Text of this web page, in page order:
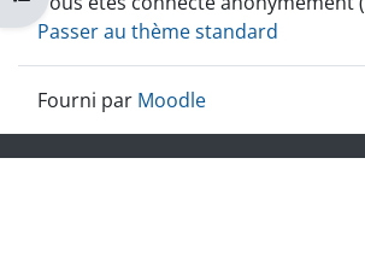
Passer au thème standard
Fourni par Moodle